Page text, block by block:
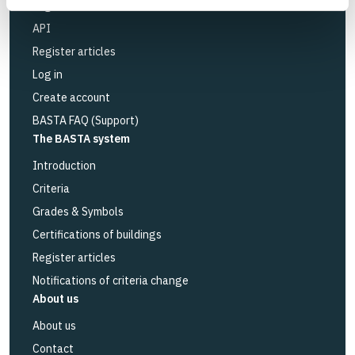
API
Register articles
Log in
Create account
BASTA FAQ (Support)
The BASTA system
Introduction
Criteria
Grades & Symbols
Certifications of buildings
Register articles
Notifications of criteria change
About us
About us
Contact